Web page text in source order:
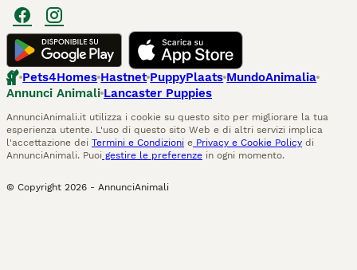
Pets4Homes Hastnet PuppyPlaats MundoAnimalia
Annunci Animali Lancaster Puppies
AnnunciAnimali.it utilizza i cookie su questo sito per migliorare la tua
esperienza utente. L'uso di questo sito Web e di altri servizi implica
l'accettazione dei Termini e Condizioni e Privacy e Cookie Policy di
AnnunciAnimali. Puoi gestire le preferenze in ogni momento.
© Copyright 2026 - AnnunciAnimali